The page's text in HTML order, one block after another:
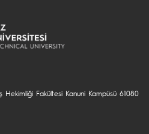
Hekimliği Fakültesi Kanuni Kampüsü 61080